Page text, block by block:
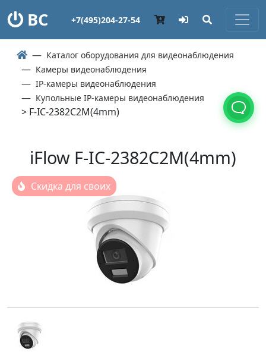
ВС +7(495)204-27-54
Каталог оборудования для видеонаблюдения
Камеры видеонаблюдения
IP-камеры видеонаблюдения
Купольные IP-камеры видеонаблюдения
> F-IC-2382C2M(4mm)
iFlow F-IC-2382C2M(4mm)
Скидка для своих